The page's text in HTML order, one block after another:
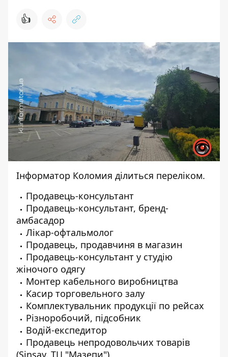
👍
Інформатор Коломия ділиться переліком.
Продавець-консультант
Продавець-консультант, бренд-
амбасадор
Лікар-офтальмолог
Продавець, продавчиня в магазин
Продавець-консультант у студію
жіночого одягу
Монтер кабельного виробництва
Касир торговельного залу
Комплектувальник продукції по рейсах
Різноробочий, підсобник
Водій-експедитор
Продавець непродовольчих товарів
(Sinsay, ТЦ "Мазепи")